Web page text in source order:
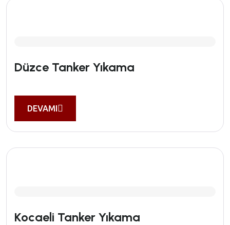
Düzce Tanker Yıkama
DEVAMI
Kocaeli Tanker Yıkama